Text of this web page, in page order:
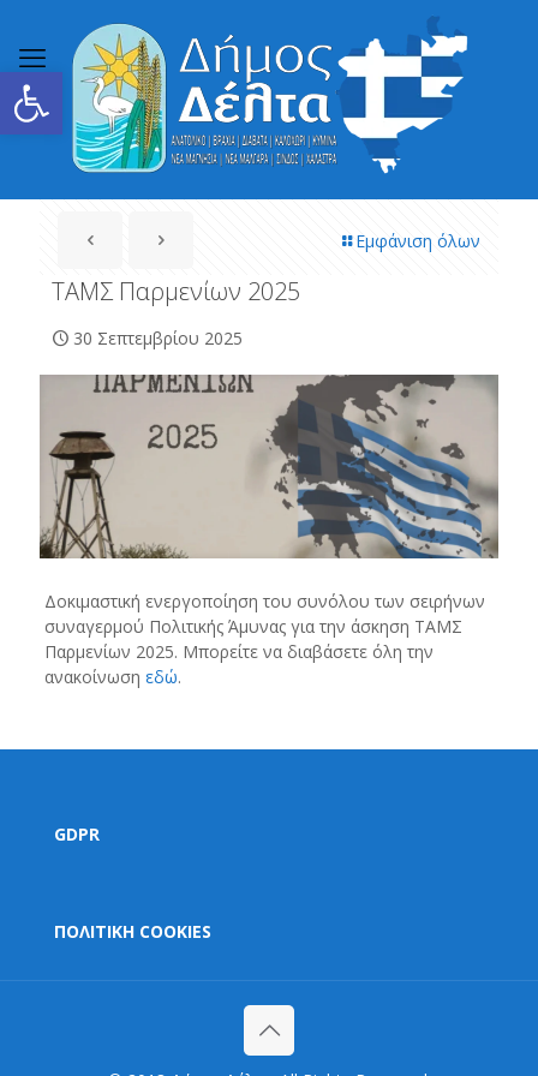
Ανοίξτε τη γραμμή εργαλείων
Εμφάνιση όλων
ΤΑΜΣ Παρμενίων 2025
30 Σεπτεμβρίου 2025
Δοκιμαστική ενεργοποίηση του συνόλου των σειρήνων
συναγερμού Πολιτικής Άμυνας για την άσκηση ΤΑΜΣ
Παρμενίων 2025. Μπορείτε να διαβάσετε όλη την
ανακοίνωση εδώ.
GDPR
ΠΟΛΙΤΙΚΗ COOKIES